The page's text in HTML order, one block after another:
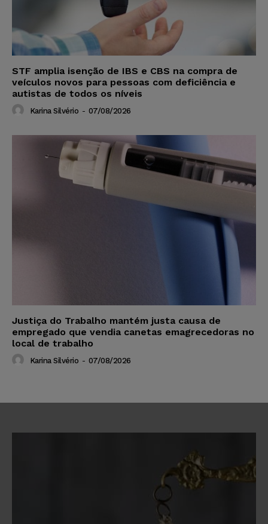
STF amplia isenção de IBS e CBS na compra de
veículos novos para pessoas com deficiência e
autistas de todos os níveis
Karina Silvério - 07/08/2026
Justiça do Trabalho mantém justa causa de
empregado que vendia canetas emagrecedoras no
local de trabalho
Karina Silvério - 07/08/2026